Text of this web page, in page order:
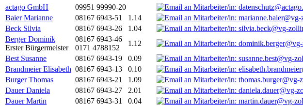
actago GmbH
09951 99990-20
Baier Marianne
08167 6943-51 1.14
Beck Silvia
08167 6943-26 1.04
Berger Dominik
Erster Bürgermeister
08167 6943-46
0171 4788152
1.12
Best Susanne
08167 6943-19 0.09
Brandmeier Elisabeth 08167 6943-13 0.10
Burger Thomas
08167 6943-21 1.09
Dauer Daniela
08167 6943-27 2.01
Dauer Martin
08167 6943-31 0.04